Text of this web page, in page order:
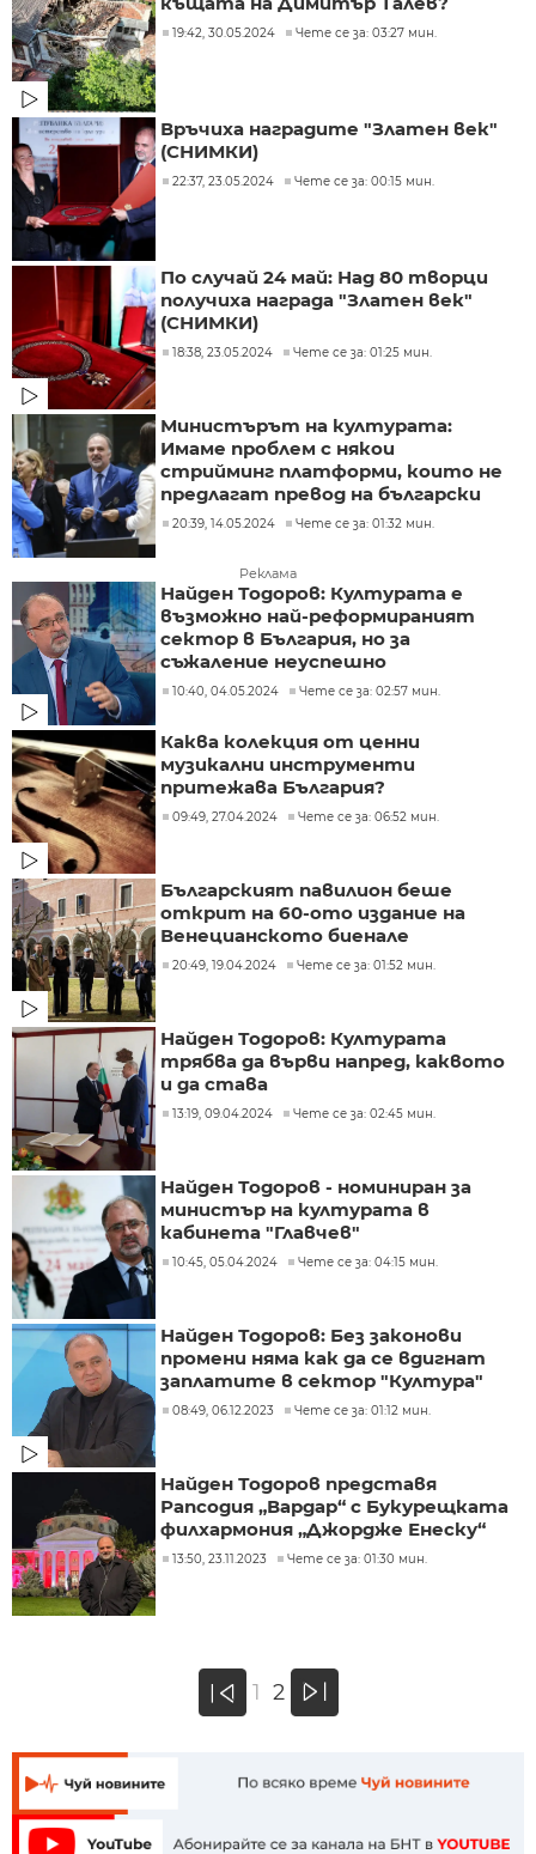
19:42, 30.05.2024 Чете се за: 03:27 мин.
Връчиха наградите "Златен век"
(СНИМКИ)
22:37, 23.05.2024 Чете се за: 00:15 мин.
По случай 24 май: Над 80 творци
получиха награда "Златен век"
(СНИМКИ)
18:38, 23.05.2024 Чете се за: 01:25 мин.
Министърът на културата:
Имаме проблем с някои
стрийминг платформи, които не
предлагат превод на български
20:39, 14.05.2024 Чете се за: 01:32 мин.
Реклама
Найден Тодоров: Културата е
възможно най-реформираният
сектор в България, но за
съжаление неуспешно
10:40, 04.05.2024 Чете се за: 02:57 мин.
Каква колекция от ценни
музикални инструменти
притежава България?
09:49, 27.04.2024 Чете се за: 06:52 мин.
Българският павилион беше
открит на 60-ото издание на
Венецианското биенале
20:49, 19.04.2024 Чете се за: 01:52 мин.
Найден Тодоров: Културата
трябва да върви напред, каквото
и да става
13:19, 09.04.2024 Чете се за: 02:45 мин.
Найден Тодоров - номиниран за
министър на културата в
кабинета "Главчев"
10:45, 05.04.2024 Чете се за: 04:15 мин.
Найден Тодоров: Без законови
промени няма как да се вдигнат
заплатите в сектор "Култура"
08:49, 06.12.2023 Чете се за: 01:12 мин.
Найден Тодоров представя
Рапсодия „Вардар“ с Букурещката
филхармония „Джордже Енеску“
13:50, 23.11.2023 Чете се за: 01:30 мин.
« 1 2 »